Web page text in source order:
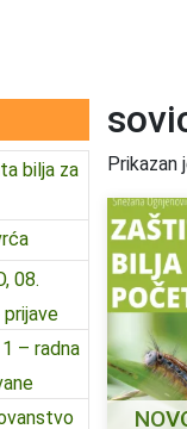
bilja za
08.
– radna
Prikazan